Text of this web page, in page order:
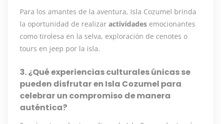
Para los amantes de la aventura, Isla Cozumel brinda
la oportunidad de realizar actividades emocionantes
como tirolesa en la selva, exploración de cenotes o
tours en jeep por la isla.
3. ¿Qué experiencias culturales únicas se
pueden disfrutar en Isla Cozumel para
celebrar un compromiso de manera
auténtica?